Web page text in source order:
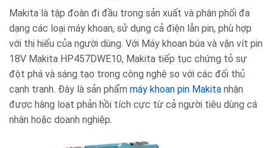
Makita là tập đoàn đi đầu trong sản xuất và phân phối đa
dạng các loại máy khoan, sử dụng cả điện lẫn pin, phù hợp
với thị hiếu của người dùng. Với Máy khoan búa và vặn vít pin
18V Makita HP457DWE10, Makita tiếp tục chứng tỏ sự
đột phá và sáng tạo trong công nghệ so với các đối thủ
cạnh tranh. Đây là sản phẩm máy khoan pin Makita nhận
được hàng loạt phản hồi tích cực từ cả người tiêu dùng cá
nhân hoặc doanh nghiệp.